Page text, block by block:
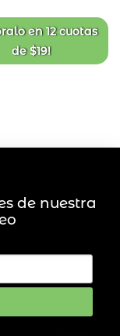
de
deseos
en12 cuotas
de$19!
de nuestra